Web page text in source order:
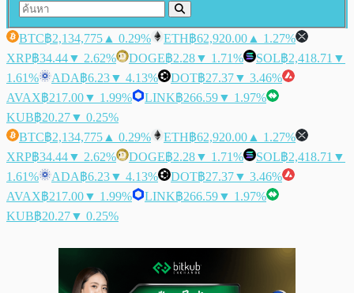
BTC฿2,134,775 ▲ 0.29% ETH฿62,920.00 ▲ 1.27%
XRP฿34.44▼ 2.62% DOGE฿2.28▼ 1.71% SOL฿2,418.71 ▼
1.61%
ADA฿6.23▼ 4.13% DOT฿27.37▼ 3.46%
AVAX฿217.00▼ 1.99% LINK฿266.59▼ 1.97%
KUB฿20.27▼ 0.25%
BTC฿2,134,775 ▲ 0.29% ETH฿62,920.00 ▲ 1.27%
XRP฿34.44▼ 2.62% DOGE฿2.28▼ 1.71% SOL฿2,418.71 ▼
1.61%
ADA฿6.23▼ 4.13% DOT฿27.37▼ 3.46%
AVAX฿217.00▼ 1.99% LINK฿266.59▼ 1.97%
KUB฿20.27▼ 0.25%